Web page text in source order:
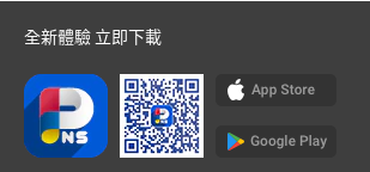
全新體驗 立即下載